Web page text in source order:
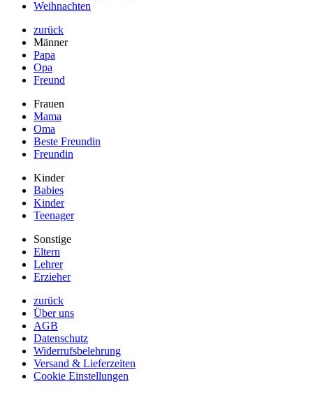
Weihnachten
zurück
Männer
Papa
Opa
Freund
Frauen
Mama
Oma
Beste Freundin
Freundin
Kinder
Babies
Kinder
Teenager
Sonstige
Eltern
Lehrer
Erzieher
zurück
Über uns
AGB
Datenschutz
Widerrufsbelehrung
Versand & Lieferzeiten
Cookie Einstellungen